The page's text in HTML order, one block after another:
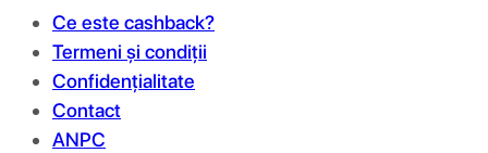
Ce este cashback?
Termeni și condiții
Confidențialitate
Contact
ANPC